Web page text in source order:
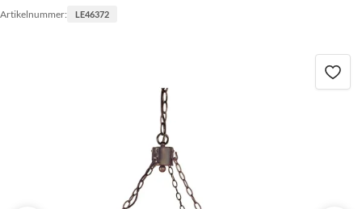
Artikelnummer: LE46372